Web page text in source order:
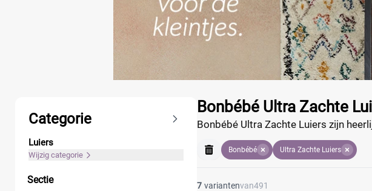
Categorie
Luiers
Wijzig categorie
Sectie
Bonbébé Ultra Zachte
Bonbébé Ultra Zachte Luiers zijn
spelen! Daarnaast bieden de
houden. Vergelijk de
Producten
Bonbébé Ultra Zachte Luiers
7 variantenvan491